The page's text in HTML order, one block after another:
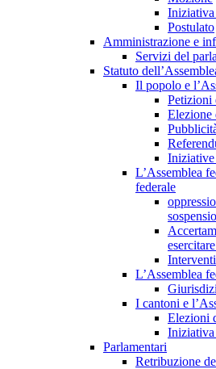
Iniziativa
Postulato
Amministrazione e
Servizi del
Statuto
Il popolo e
Petizioni
Elezione
L’Assemblea
federale
L’Assemblea
I cantoni e
Elezioni
Iniziativa
Parlamentari
Retribuzione